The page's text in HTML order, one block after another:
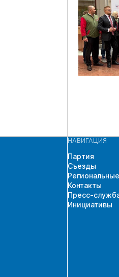
НАВИГАЦИЯ
Партия
Съезды
Контакты
Пресс-
Инициативы